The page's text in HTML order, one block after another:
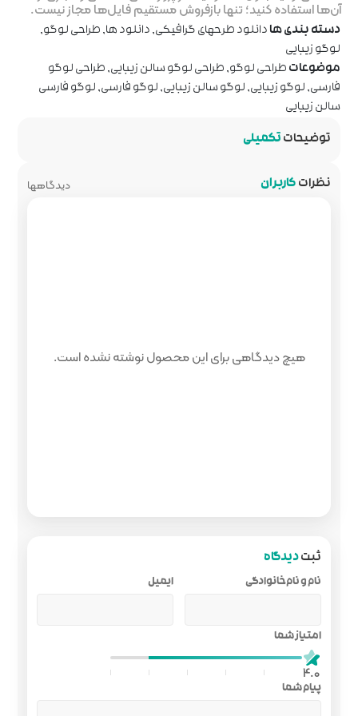
مستقیم فایل‌ها مجاز نیست.
,دانلود ها,طراحی لوگو,
سالن زیبایی,طراحی لوگو
,لوگو فارسی,لوگو فارسی
محصول نوشته نشده است.
ایمیل